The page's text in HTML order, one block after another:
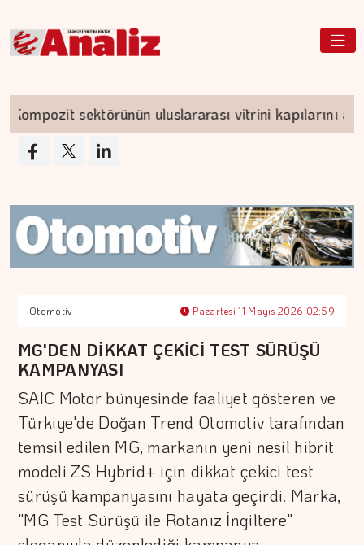
sektörünün uluslararası vitrini kapılarını
Otomotiv Pazartesi 11 Mayıs 2026 02:59
MG'DEN DİKKAT ÇEKİCİ TEST SÜRÜŞÜ
KAMPANYASI
SAIC Motor bünyesinde faaliyet gösteren ve
Türkiye'de Doğan Trend Otomotiv tarafından
temsil edilen MG, markanın yeni nesil hibrit
modeli ZS Hybrid+ için dikkat çekici test
sürüşü kampanyasını hayata geçirdi. Marka,
"MG Test Sürüşü ile Rotanız İngiltere"